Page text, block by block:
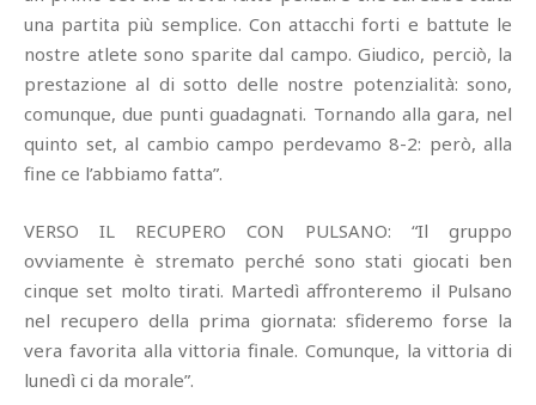
una partita più semplice. Con attacchi forti e battute le
nostre atlete sono sparite dal campo. Giudico, perciò, la
prestazione al di sotto delle nostre potenzialità: sono,
comunque, due punti guadagnati. Tornando alla gara, nel
quinto set, al cambio campo perdevamo 8-2: però, alla
fine ce l’abbiamo fatta”.
VERSO IL RECUPERO CON PULSANO: “Il gruppo
ovviamente è stremato perché sono stati giocati ben
cinque set molto tirati. Martedì affronteremo il Pulsano
nel recupero della prima giornata: sfideremo forse la
vera favorita alla vittoria finale. Comunque, la vittoria di
lunedì ci da morale”.